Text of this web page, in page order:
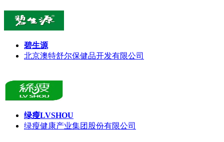
碧生源
北京澳特舒尔保健品开发有限公司
绿瘦LVSHOU
绿瘦健康产业集团股份有限公司